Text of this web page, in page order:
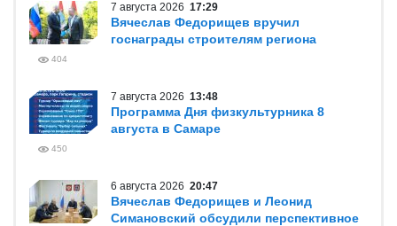
7 августа 2026 17:29
Вячеслав Федорищев вручил
госнаграды строителям региона
404
7 августа 2026 13:48
Программа Дня физкультурника 8
августа в Самаре
450
6 августа 2026 20:47
Вячеслав Федорищев и Леонид
Симановский обсудили перспективное